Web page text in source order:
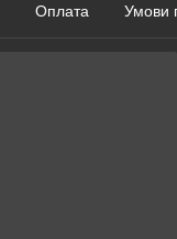
Оплата Умови